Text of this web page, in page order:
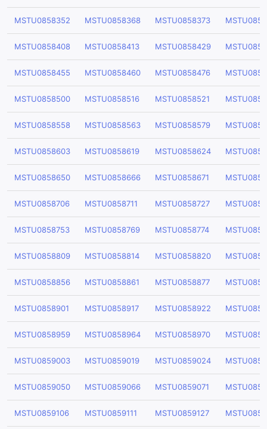
MSTU0858352 MSTU0858368 MSTU0858373
MSTU0858408 MSTU0858413 MSTU0858429
MSTU0858455 MSTU0858460 MSTU0858476
MSTU0858500 MSTU0858516 MSTU0858521
MSTU0858558 MSTU0858563 MSTU0858579
MSTU0858603 MSTU0858619 MSTU0858624
MSTU0858650 MSTU0858666 MSTU0858671
MSTU0858706 MSTU0858711 MSTU0858727
MSTU0858753 MSTU0858769 MSTU0858774
MSTU0858809 MSTU0858814 MSTU0858820
MSTU0858856 MSTU0858861 MSTU0858877
MSTU0858901 MSTU0858917 MSTU0858922
MSTU0858959 MSTU0858964 MSTU0858970
MSTU0859003 MSTU0859019 MSTU0859024
MSTU0859050 MSTU0859066 MSTU0859071
MSTU0859106 MSTU0859111 MSTU0859127